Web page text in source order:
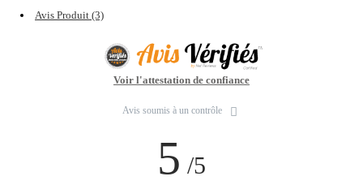
Avis Produit (3)
Voir l'attestation de confiance
Avis soumis à un contrôle
5 /5